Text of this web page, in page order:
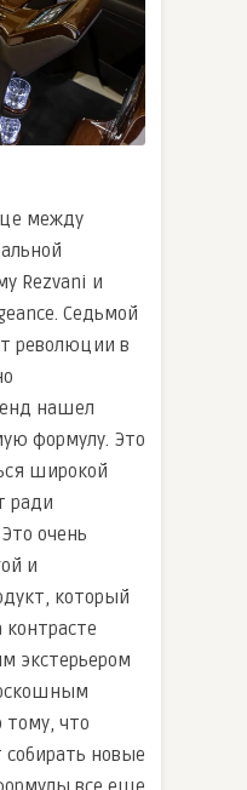
между
Rezvani и
Седьмой
революции в
нашел
формулу. Это
широкой
ради
очень
и
который
контрасте
экстерьером
тому, что
новые